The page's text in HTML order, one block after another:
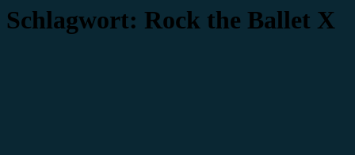
Schlagwort: Rock the Ballet X